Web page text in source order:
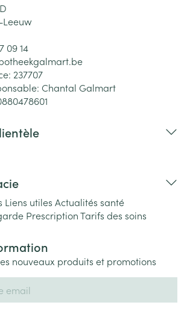
Leeuw
09 14
237707
Chantal Galmart
Liens utiles Actualités santé
PrescriptionTarifs des soins
nouveaux produits et promotions